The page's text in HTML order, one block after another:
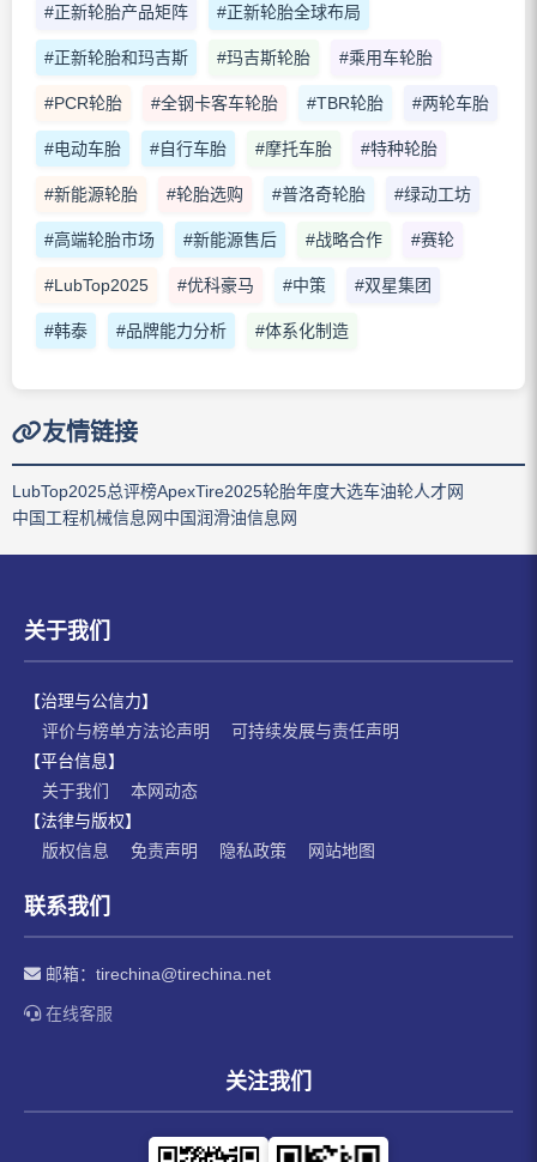
#正新轮胎产品矩阵 #正新轮胎全球布局
#正新轮胎和玛吉斯 #玛吉斯轮胎 #乘用车轮胎
#PCR轮胎 #全钢卡客车轮胎 #TBR轮胎 #两轮车胎
#电动车胎 #自行车胎 #摩托车胎 #特种轮胎
#新能源轮胎 #轮胎选购 #普洛奇轮胎 #绿动工坊
#高端轮胎市场 #新能源售后 #战略合作 #赛轮
#LubTop2025 #优科豪马 #中策 #双星集团
#韩泰 #品牌能力分析 #体系化制造
友情链接
LubTop2025总评榜ApexTire2025轮胎年度大选车油轮人才网
中国工程机械信息网中国润滑油信息网
关于我们
【治理与公信力】
评价与榜单方法论声明
可持续发展与责任声明
【平台信息】
关于我们
本网动态
【法律与版权】
版权信息
免责声明 隐私政策 网站地图
联系我们
邮箱： tirechina@tirechina.net
在线客服
关注我们